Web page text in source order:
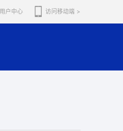
用户中心 访问移动端 >